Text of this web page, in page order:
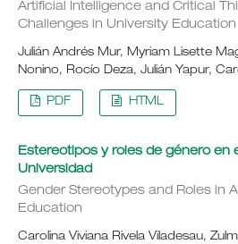
Artificial Intelligence and Critical
Challenges in University Education
Julián Andrés Mur, Myriam Lisette
Nonino, Rocío Deza, Julián Yapur,
PDF HTML
Estereotipos y roles de género en
Universidad
Gender Stereotypes and Roles in
Education
Carolina Viviana Rivela Viladesau,